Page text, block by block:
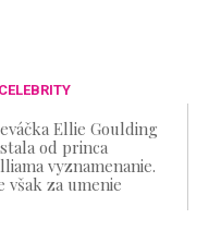
CELEBRITY
Ellie Goulding
od princa
vyznamenanie.
však za umenie